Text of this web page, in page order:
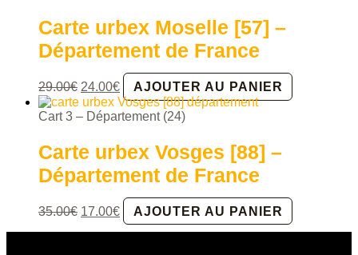
18.00€.12.00€.
Carte urbex Moselle [57] –
Département de France
29.00€ Le
prix
initial
29.00€.
24.00€Le
prix
actuel
24.00€.
AJOUTER AU PANIER
Cart 3 – Département (24)
Carte urbex Vosges [88] –
Département de France
35.00€ Le
17.00€Le
prix
AJOUTER AU PANIER